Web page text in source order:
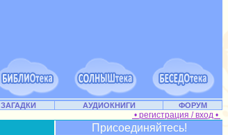
ЗАГАДКИ АУДИОКНИГИ ФОРУМ
• регистрация / вход •
Присоединяйтесь!